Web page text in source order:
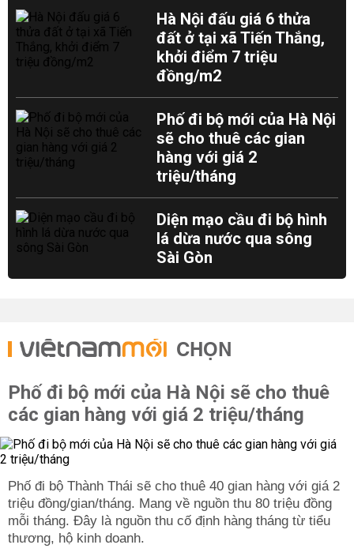
Hà Nội đấu giá 6 thửa
đất ở tại xã Tiến Thắng,
khởi điểm 7 triệu
đồng/m2
Phố đi bộ mới của Hà Nội
sẽ cho thuê các gian
hàng với giá 2
triệu/tháng
Diện mạo cầu đi bộ hình
lá dừa nước qua sông
Sài Gòn
CHỌN
Phố đi bộ mới của Hà Nội sẽ cho thuê
các gian hàng với giá 2 triệu/tháng
Phố đi bộ Thành Thái sẽ cho thuê 40 gian hàng với giá 2
triệu đồng/gian/tháng. Mang về nguồn thu 80 triệu đồng
mỗi tháng. Đây là nguồn thu cố định hàng tháng từ tiểu
thương, hộ kinh doanh.